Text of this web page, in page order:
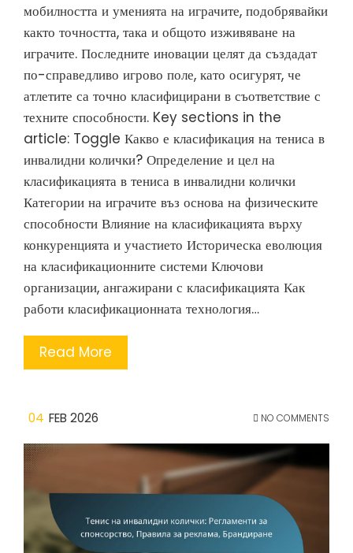
мобилността и уменията на играчите, подобрявайки
както точността, така и общото изживяване на
играчите. Последните иновации целят да създадат
по-справедливо игрово поле, като осигурят, че
атлетите са точно класифицирани в съответствие с
техните способности. Key sections in the
article: Toggle Какво е класификация на тениса в
инвалидни колички? Определение и цел на
класификацията в тениса в инвалидни колички
Категории на играчите въз основа на физическите
способности Влияние на класификацията върху
конкуренцията и участието Историческа еволюция
на класификационните системи Ключови
организации, ангажирани с класификацията Как
работи класификационната технология…
Read More
04 FEB 2026 NO COMMENTS